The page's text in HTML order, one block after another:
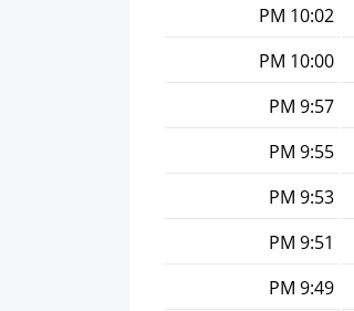
10:02 PM
10:00 PM
9:57 PM
9:55 PM
9:53 PM
9:51 PM
9:49 PM